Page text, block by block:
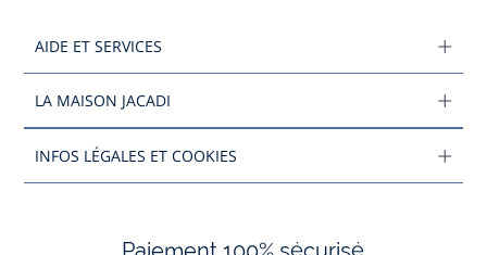
AIDE ET SERVICES
LA MAISON JACADI
INFOS LÉGALES ET COOKIES